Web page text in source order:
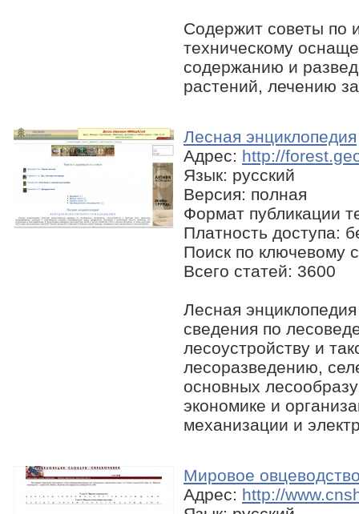
Содержит советы по
техническому
содержанию и
растений, лечению
Лесная энциклопедия
Адрес: http://
Язык: русский
Версия: полная
Формат публикации
Платность доступа:
Поиск по ключевому
Всего статей: 3600
Лесная
сведения по
лесоустройству и
лесоразведению,
основных
экономике и
механизации и
Мировое
Адрес: http://